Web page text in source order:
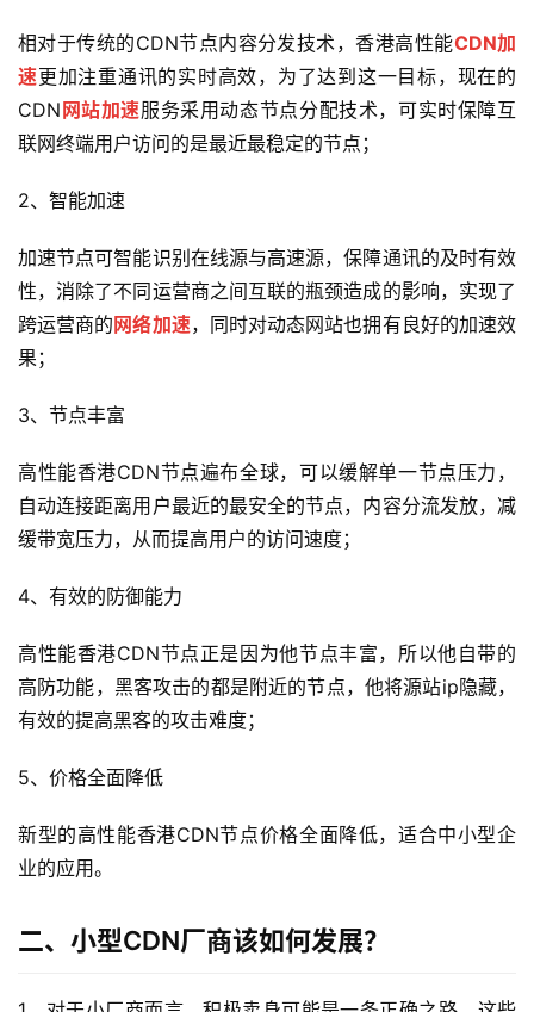
相对于传统的CDN节点内容分发技术，香港高性能CDN加
速更加注重通讯的实时高效，为了达到这一目标，现在的
CDN 网站加速服务采用动态节点分配技术，可实时保障互
联网终端用户访问的是最近最稳定的节点；
2、智能加速
加速节点可智能识别在线源与高速源，保障通讯的及时有效
性，消除了不同运营商之间互联的瓶颈造成的影响，实现了
跨运营商的 网络加速，同时对动态网站也拥有良好的加速效
果；
3、节点丰富
高性能香港CDN节点遍布全球，可以缓解单一节点压力，
自动连接距离用户最近的最安全的节点，内容分流发放，减
缓带宽压力，从而提高用户的访问速度；
4、有效的防御能力
高性能香港CDN节点正是因为他节点丰富，所以他自带的
高防功能，黑客攻击的都是附近的节点，他将源站ip隐藏，
有效的提高黑客的攻击难度；
5、价格全面降低
新型的高性能香港CDN节点价格全面降低，适合中小型企
业的应用。
二、小型CDN厂商该如何发展？